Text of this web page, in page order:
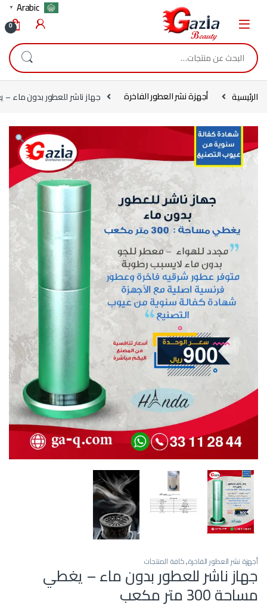
0
البحث عن:
الرئيسية أجهزة نشر العطور الفاخرة جهاز ناشر للعطور بدون ماء – يغطي
أجهزة نشر العطور الفاخرة,كافة المنتجات
جهاز ناشر للعطور بدون ماء – يغطي
مساحة 300 متر مكعب
Arabic
▼